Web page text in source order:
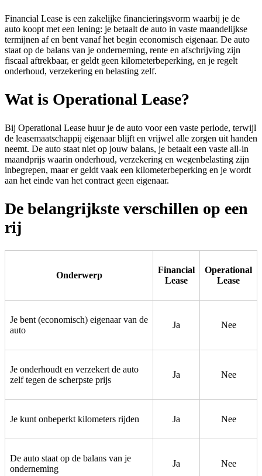
Financial Lease is een zakelijke financieringsvorm waarbij je de
auto koopt met een lening: je betaalt de auto in vaste maandelijkse
termijnen af en bent vanaf het begin economisch eigenaar. De auto
staat op de balans van je onderneming, rente en afschrijving zijn
fiscaal aftrekbaar, er geldt geen kilometerbeperking, en je regelt
onderhoud, verzekering en belasting zelf.
Wat is Operational Lease?
Bij Operational Lease huur je de auto voor een vaste periode, terwijl
de leasemaatschappij eigenaar blijft en vrijwel alle zorgen uit handen
neemt. De auto staat niet op jouw balans, je betaalt een vaste all-in
maandprijs waarin onderhoud, verzekering en wegenbelasting zijn
inbegrepen, maar er geldt vaak een kilometerbeperking en je wordt
aan het einde van het contract geen eigenaar.
De belangrijkste verschillen op een
rij
Onderwerp
Financial
Lease
Operational
Lease
Je bent (economisch) eigenaar van de
auto
Ja Nee
Je onderhoudt en verzekert de auto
zelf tegen de scherpste prijs
Ja Nee
Je kunt onbeperkt kilometers rijden Ja Nee
De auto staat op de balans van je
onderneming
Ja Nee